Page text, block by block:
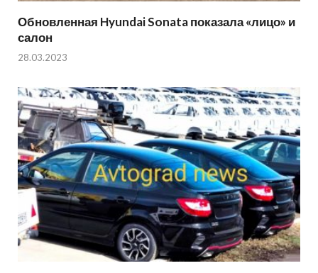
Обновленная Hyundai Sonata показала «лицо» и
салон
28.03.2023